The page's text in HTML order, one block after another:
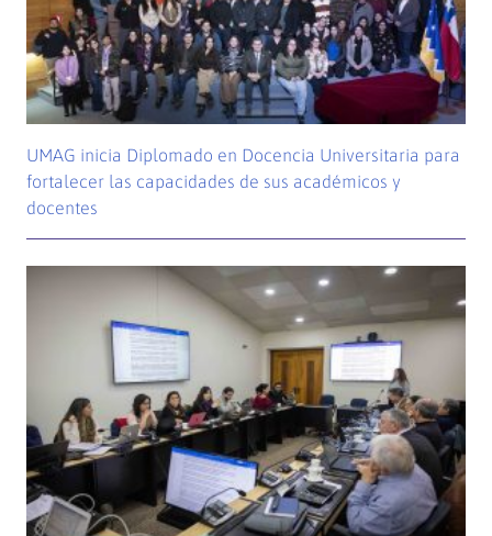
UMAG inicia Diplomado en Docencia Universitaria para
fortalecer las capacidades de sus académicos y
docentes